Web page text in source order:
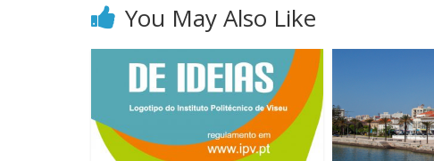
You May Also Like